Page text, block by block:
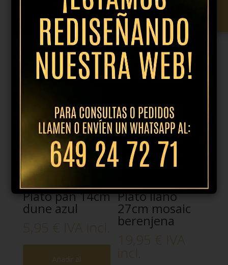
halo
cantidad
Plato pan 14cm
dune azul
5,95 € IVA incl.
Añadir al
Plato llano
27cm mosaic
berenjena
19,95 € IVA
incl.